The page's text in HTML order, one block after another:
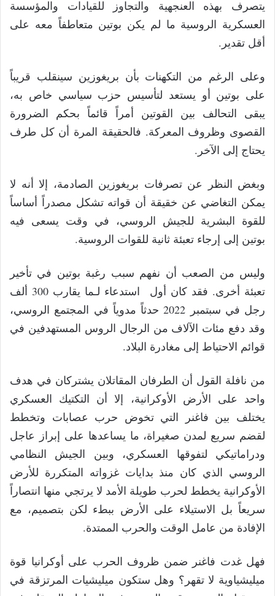
يتصرف بهذه العنجهية والتجاوز للقيادات والمؤسسة
العسكرية الروسية ما لم يكن بوتين متعاطفاً معه على
أقل تقدير.
وعلى الرغم من التكهنات بأن بريغوزين سينقلب قريباً
على بوتين أو يستعد لتأسيس حزب سياسي خاص به،
يبقى التحالف بين القوتين أمراً قائماً بحكم الضرورة
القصوى وظروف المعركة. فالحقيقة المرة أن كل طرف
يحتاج إلى الآخر.
وبغض النظر عن تصرفات بريغوزين الصادمة، إلا أنه لا
يمكن التغاضي عن خقيقة أن قواته تشكل مصدراً أساساً
للقوة البشرية للجيش الروسي، في وقت يسعى فيه
بوتين إلى إرجاء تعبئة ثانية للقوات الروسية.
وليس من الصعب أن نفهم سبب رغبة بوتين في تأخير
تعبئة أخرى. فقد كان أول استدعاء لـما يقارب 300 ألف
رجل في سبتمبر 2022 حدثاً مدوياً في المجتمع الروسي،
وقد دفع مئات الآلاف من الرجال الروس المستهدفين في
قوائم الاحتياط إلى مغادرة البلاد.
من نافلة القول أن الطرفان المقاتلان يشتركان في هدف
واحد على الأرض الأوكرانية، إلا أن التكتيك العسكري
يختلف بين فاغنر التي تخوض حرب عصابات وتخطط
لقضم سريع لمدن صغيراة، ما يساعدها على إبراز عاجل
ودراماتيكي لتفوقها العسكري، وبين الجيش النظامي
الروسي الذي كان منذ بدايات غزواته المتكررة للأرض
الأوكرانية يخطط لحرب طويلة الأمد لا يرتجي منها انتصاراً
سريعاً بل الاستيلاء على الأرض ببطء لكن بتصميم، مع
الإفادة من عامل الوقت والحرب الممتدة.
فهل غدت فاغنر ضمن ظروف الحرب على أوكرانيا قوة
ميليشياوية لا تقهر؟ وهل ستكون ميليشيات المرتزقة في